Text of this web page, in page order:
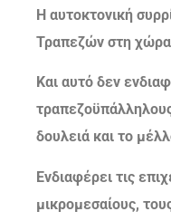
Η αυτοκτονική
Τραπεζών στη χώρα
Και αυτό δεν
δουλειά και το
Ενδιαφέρει τις
μικρομεσαίους,